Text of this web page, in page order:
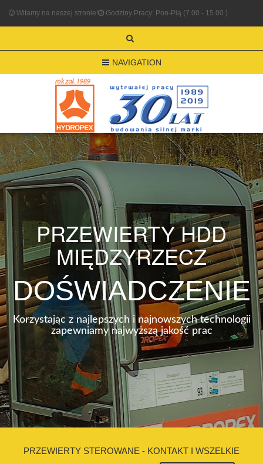
Witamy na naszej stronie! Godziny Pracy: Pon-Pią (7.00 - 15.00 )
NAVIGATION
PRZEWIERTY HDD
MIĘDZYRZECZ
DOŚWIADCZENIE
Korzystając z najlepszych i najnowszych technologii
zapewniamy najwyższą jakość prac
PRZEWIERTY STEROWANE - KONTAKT I WSZELKIE